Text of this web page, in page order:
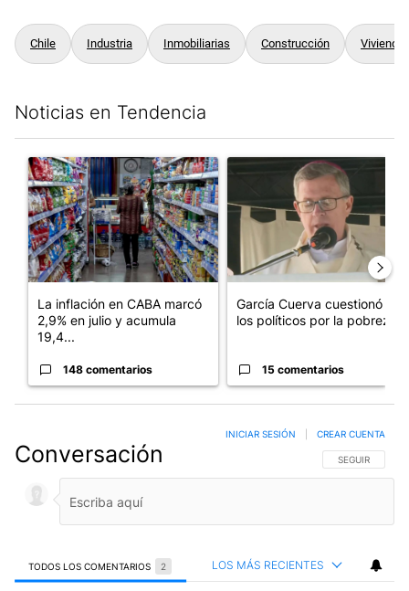
Chile Industria Inmobiliarias Construcción Vivienda
Noticias en Tendencia
Un artículo de tendencia con el título "La inflación en CABA
La inflación en CABA marcó
2,9% en julio y acumula
19,4...
148 comentarios
Un artículo de tendencia con
García Cuerva cuestionó a
los políticos por la pobreza
15 comentarios
Conversación SIGA ESTA
SEGUIR
INICIAR SESIÓN CREAR CUENTA
TODOS LOS COMENTARIOS 2 LOS MÁS RECIENTES